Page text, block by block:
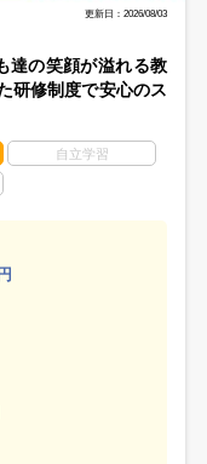
更新日：2026/08/03
達の笑顔が溢れる教
研修制度で安心のス
自立学習